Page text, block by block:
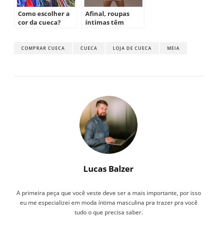
Como escolher a
cor da cueca?
Afinal, roupas
íntimas têm
COMPRAR CUECA CUECA LOJA DE CUECA MEIA
Lucas Balzer
A primeira peça que você veste deve ser a mais importante, por isso
eu me especializei em moda íntima masculina pra trazer pra você
tudo o que precisa saber.